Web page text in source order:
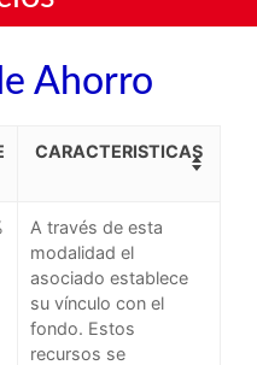
Ahorro
CARACTERISTICAS
A través de esta
modalidad el
asociado establece
su vínculo con el
fondo. Estos
recursos se